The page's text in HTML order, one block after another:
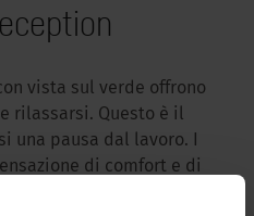
vista sul verde offrono
rilassarsi. Questo è il
una pausa dal lavoro. I
di comfort e di
postazione di